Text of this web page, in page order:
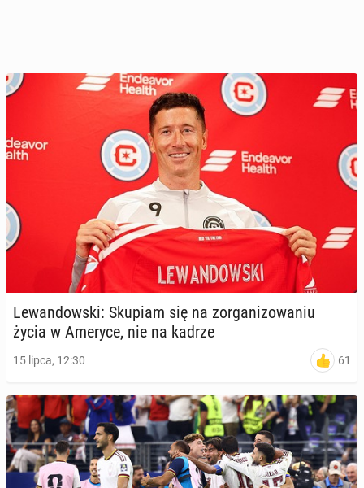
Le­wan­dow­ski: Skupiam się na zor­ga­ni­zo­wa­niu
życia w Ameryce, nie na kadrze
15 lipca, 12:30 61